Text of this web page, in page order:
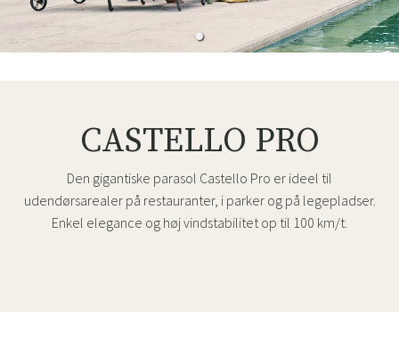
CASTELLO PRO
Den gigantiske parasol Castello Pro er ideel til
udendørsarealer på restauranter, i parker og på legepladser.
Enkel elegance og høj vindstabilitet op til 100 km/t.